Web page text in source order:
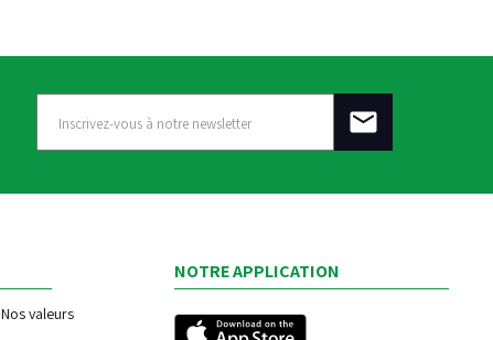
Nos valeurs
NOTRE APPLICATION